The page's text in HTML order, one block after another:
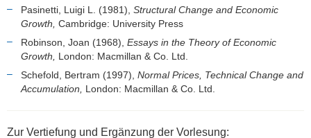
Pasinetti, Luigi L. (1981), Structural Change and Economic
Growth, Cambridge: University Press
Robinson, Joan (1968), Essays in the Theory of Economic
Growth, London: Macmillan & Co. Ltd.
Schefold, Bertram (1997), Normal Prices, Technical Change and
Accumulation, London: Macmillan & Co. Ltd.
Zur Vertiefung und Ergänzung der Vorlesung: